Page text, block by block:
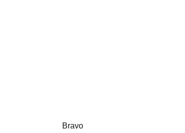
Bravo